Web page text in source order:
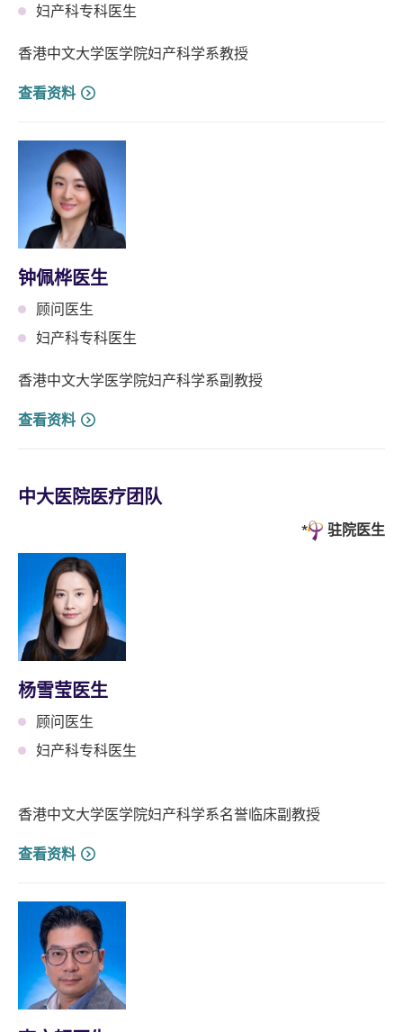
妇产科专科医生
香港中文大学医学院妇产科学系教授
查看资料
钟佩桦医生
顾问医生
妇产科专科医生
香港中文大学医学院妇产科学系副教授
查看资料
中大医院医疗团队
驻院医生
杨雪莹医生
顾问医生
妇产科专科医生
香港中文大学医学院妇产科学系名誉临床副教授
查看资料